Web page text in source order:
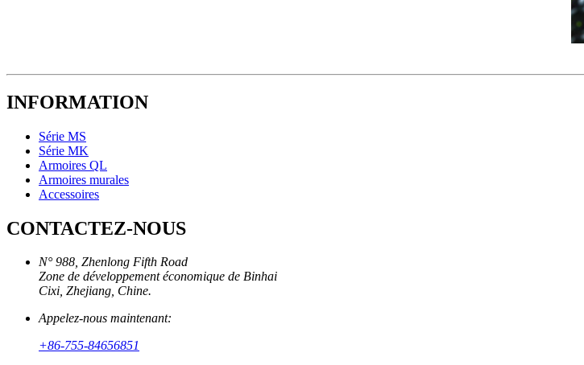
INFORMATION
Série MS
Série MK
Armoires QL
Armoires murales
Accessoires
CONTACTEZ-NOUS
N° 988, Zhenlong Fifth Road
Zone de développement économique de Binhai
Cixi, Zhejiang, Chine.
Appelez-nous maintenant:
+86-755-84656851